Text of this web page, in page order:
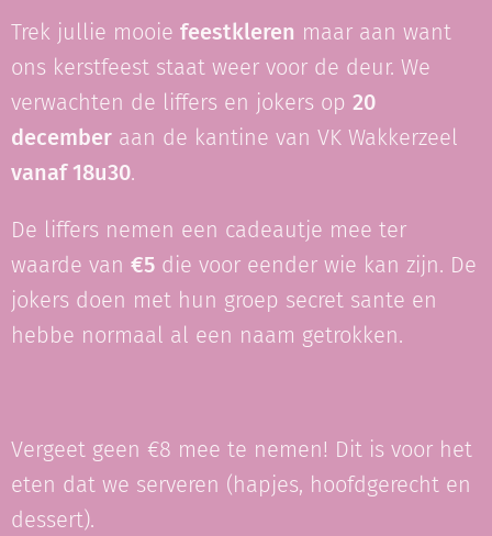
Trek jullie mooie feestkleren maar aan want
ons kerstfeest staat weer voor de deur. We
verwachten de liffers en jokers op 20
december aan de kantine van VK Wakkerzeel
vanaf 18u30.
De liffers nemen een cadeautje mee ter
waarde van €5 die voor eender wie kan zijn. De
jokers doen met hun groep secret sante en
hebbe normaal al een naam getrokken.
Vergeet geen €8 mee te nemen! Dit is voor het
eten dat we serveren (hapjes, hoofdgerecht en
dessert).